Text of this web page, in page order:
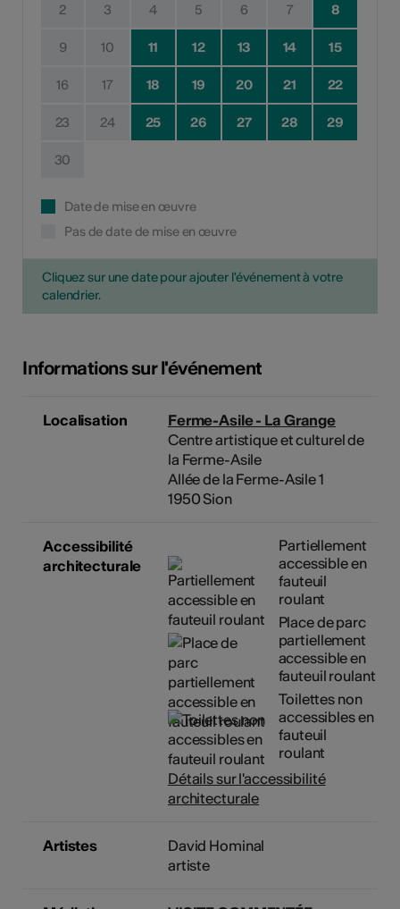
2 3 4 5 6 7 8
9 10 11 12 13 14 15
16 17 18 19 20 21 22
23 24 25 26 27 28 29
30
Date de mise en œuvre
Pas de date de mise en œuvre
Cliquez sur une date pour ajouter l'événement à votre
calendrier.
Informations sur l'événement
Localisation
Ferme-Asile - La Grange
Centre artistique et culturel de
la Ferme-Asile
Allée de la Ferme-Asile 1
1950 Sion
Accessibilité
architecturale
Partiellement
accessible en
fauteuil
roulant
Place de parc
partiellement
accessible en
fauteuil roulant
Toilettes non
accessibles en
fauteuil
roulant
Détails sur l'accessibilité
architecturale
Artistes
David Hominal
artiste